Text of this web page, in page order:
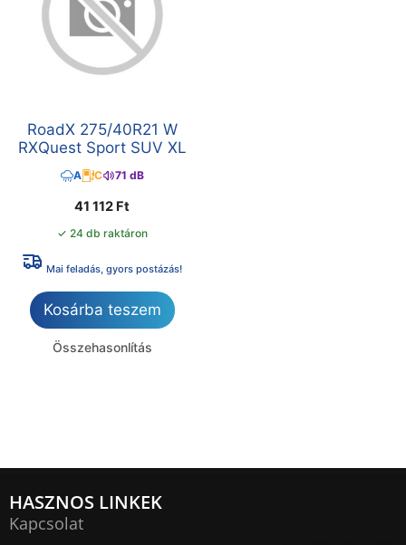
RoadX 275/40R21 W
RXQuest Sport SUV XL
A C 71 dB
41 112 Ft
✓ 24 db raktáron
Mai feladás, gyors postázás!
Kosárba teszem
Összehasonlítás
HASZNOS LINKEK
Kapcsolat